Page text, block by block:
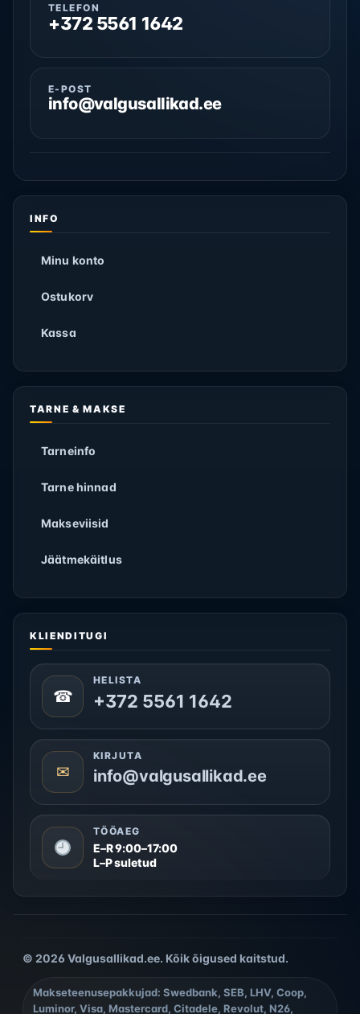
TELEFON
+372 5561 1642
E-POST
info@valgusallikad.ee
INFO
Minu konto
Ostukorv
Kassa
TARNE & MAKSE
Tarneinfo
Tarne hinnad
Makseviisid
Jäätmekäitlus
KLIENDITUGI
☎
HELISTA
+372 5561 1642
✉
KIRJUTA
info@valgusallikad.ee
TÖÖAEG
E–R 9:00–17:00
L–P suletud
© 2026 Valgusallikad.ee. Kõik õigused kaitstud.
Makseteenusepakkujad: Swedbank, SEB, LHV, Coop,
Luminor, Visa, Mastercard, Citadele, Revolut, N26,